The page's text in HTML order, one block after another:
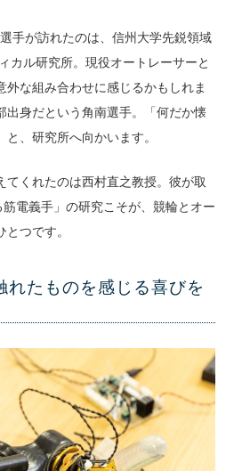
手が訪れたのは、信州大学先鋭領域
カル研究所。現役オートレーサーと
な組み合わせに感じるかもしれま
出身だという角南選手。「何だか懐
、研究所へ向かいます。
てくれたのは西村直之教授。彼が取
筋電義手」の研究こそが、競輪とオー
とつです。
れたものを感じる喜びを